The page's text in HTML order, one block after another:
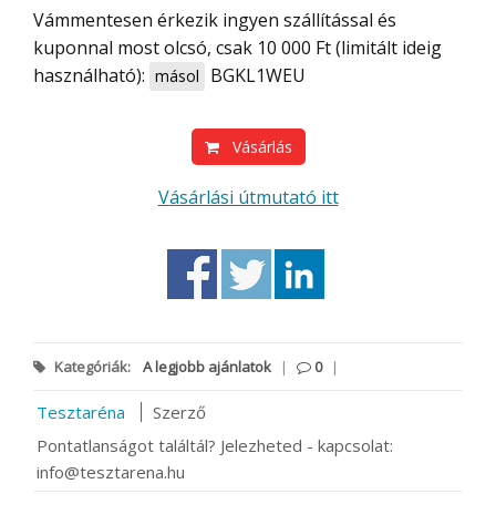
Vámmentesen érkezik ingyen szállítással és
kuponnal most olcsó, csak 10 000 Ft (limitált ideig
használható): másol BGKL1WEU
Vásárlás
Vásárlási útmutató itt
Kategóriák: A legjobb ajánlatok | 0 |
Tesztaréna
Szerző
Pontatlanságot találtál? Jelezheted - kapcsolat:
info@tesztarena.hu